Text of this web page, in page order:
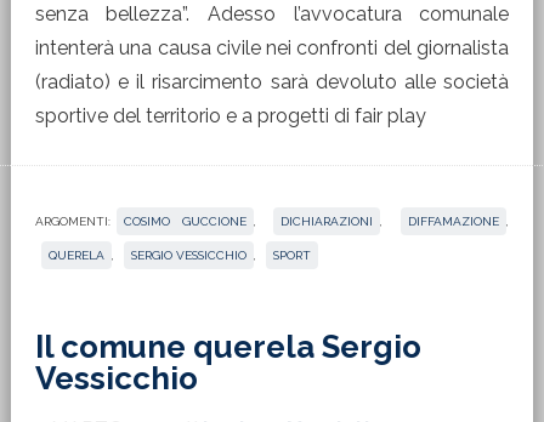
senza bellezza”. Adesso l’avvocatura comunale
intenterà una causa civile nei confronti del giornalista
(radiato) e il risarcimento sarà devoluto alle società
sportive del territorio e a progetti di fair play
ARGOMENTI: COSIMO GUCCIONE DICHIARAZIONI DIFFAMAZIONE
QUERELA SERGIO VESSICCHIO SPORT
Il comune querela Sergio
Vessicchio